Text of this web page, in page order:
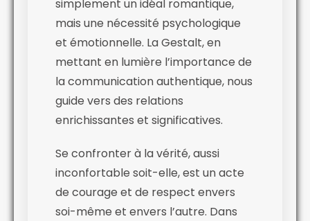
simplement un idéal romantique,
mais une nécessité psychologique
et émotionnelle. La Gestalt, en
mettant en lumière l’importance de
la communication authentique, nous
guide vers des relations
enrichissantes et significatives.
Se confronter à la vérité, aussi
inconfortable soit-elle, est un acte
de courage et de respect envers
soi-même et envers l’autre. Dans